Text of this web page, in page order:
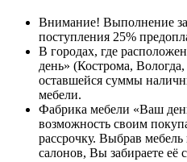
Внимание! Выполнение
поступления 25%
В городах, где
день» (Кострома,
оставшейся суммы
мебели.
Фабрика мебели «Ваш
возможность своим
рассрочку. Выбрав
салонов, Вы забираете её